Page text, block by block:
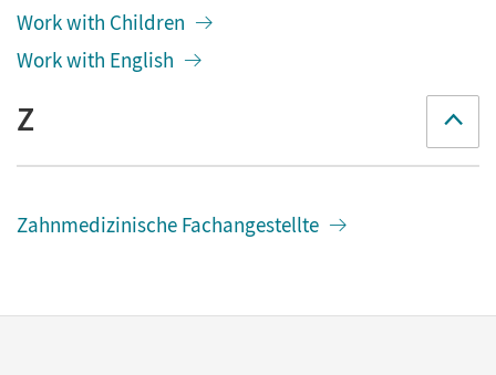
Work with Children
Work with English
Z
Zahnmedizinische Fachangestellte